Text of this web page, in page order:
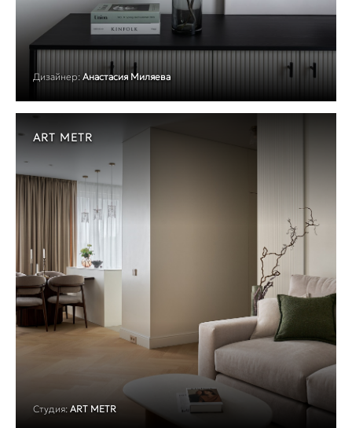
Дизайнер: Анастасия Миляева
ART METR
Студия: ART METR